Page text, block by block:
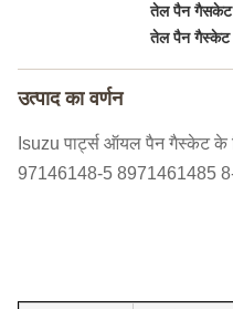
तेल पैन गैसकेट
तेल पैन गैस्केट
उत्पाद का वर्णन
Isuzu पार्ट्स ऑयल पैन गैस्केट
97146148-5 8971461485